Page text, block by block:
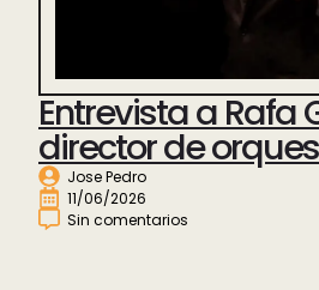
Entrevista a Rafa
director de
Jose Pedro
11/06/2026
Sin comentarios